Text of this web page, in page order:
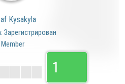
Kysakyla
Зарегистрирован
1